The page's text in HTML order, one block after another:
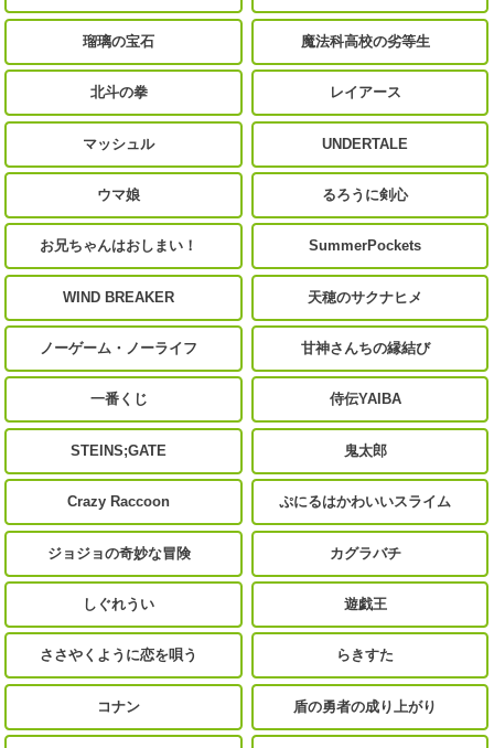
瑠璃の宝石 魔法科高校の劣等生
北斗の拳 レイアース
マッシュル UNDERTALE
ウマ娘 るろうに剣心
お兄ちゃんはおしまい！ SummerPockets
WIND BREAKER 天穂のサクナヒメ
ノーゲーム・ノーライフ 甘神さんちの縁結び
一番くじ 侍伝YAIBA
STEINS;GATE 鬼太郎
Crazy Raccoon ぷにるはかわいいスライム
ジョジョの奇妙な冒険 カグラバチ
しぐれうい 遊戯王
ささやくように恋を唄う らきすた
コナン 盾の勇者の成り上がり